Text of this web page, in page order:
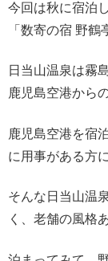
今回は秋に宿泊
「数寄の宿 野鶴
日当山温泉は霧
鹿児島空港から
鹿児島空港を宿
に用事がある方
そんな日当山温
く、老舗の風格